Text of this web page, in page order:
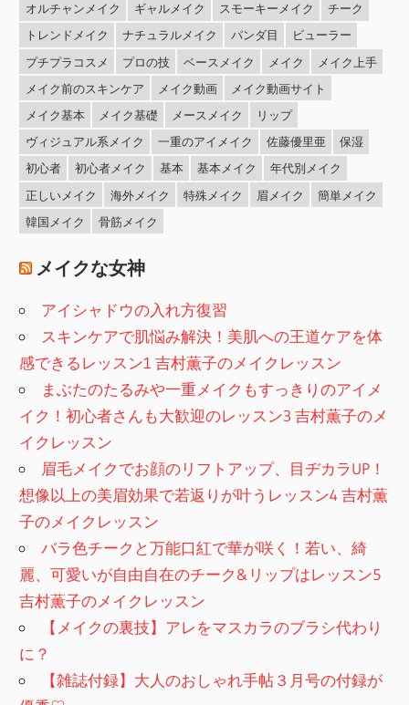
オルチャンメイク
ギャルメイク スモーキーメイク
チーク
トレンドメイク
ナチュラルメイク パンダ目
ビューラー
プチプラコスメ
プロの技 ベースメイク メイク
メイク上手
メイク前のスキンケア
メイク動画
メイク動画サイト
メイク基本
メイク基礎 メースメイク
リップ
ヴィジュアル系メイク
一重のアイメイク 佐藤優里亜
保湿
初心者
初心者メイク 基本 基本メイク
年代別メイク
正しいメイク
海外メイク 特殊メイク 眉メイク
簡単メイク
韓国メイク
骨筋メイク
メイクな女神
アイシャドウの入れ方復習
スキンケアで肌悩み解決！美肌への王道ケアを体
感できるレッスン1 吉村薫子のメイクレッスン
まぶたのたるみや一重メイクもすっきりのアイメ
イク！初心者さんも大歓迎のレッスン3 吉村薫子のメ
イクレッスン
眉毛メイクでお顔のリフトアップ、目ヂカラUP！
想像以上の美眉効果で若返りが叶うレッスン4 吉村薫
子のメイクレッスン
バラ色チークと万能口紅で華が咲く！若い、綺
麗、可愛いが自由自在のチーク&リップはレッスン5
吉村薫子のメイクレッスン
【メイクの裏技】アレをマスカラのブラシ代わり
に？
【雑誌付録】大人のおしゃれ手帖３月号の付録が